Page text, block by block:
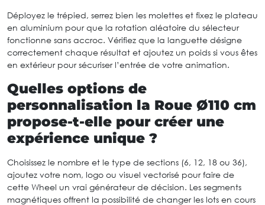
Déployez le trépied, serrez bien les molettes et fixez le plateau
en aluminium pour que la rotation aléatoire du sélecteur
fonctionne sans accroc. Vérifiez que la languette désigne
correctement chaque résultat et ajoutez un poids si vous êtes
en extérieur pour sécuriser l’entrée de votre animation.
Quelles options de
personnalisation la Roue Ø110 cm
propose-t-elle pour créer une
expérience unique ?
Choisissez le nombre et le type de sections (6, 12, 18 ou 36),
ajoutez votre nom, logo ou visuel vectorisé pour faire de
cette Wheel un vrai générateur de décision. Les segments
magnétiques offrent la possibilité de changer les lots en cours